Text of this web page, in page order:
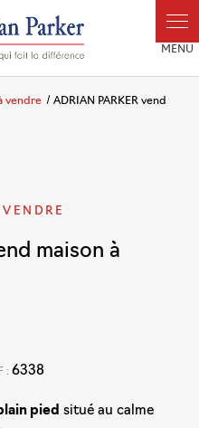
vendre
ADRIAN PARKER vend
maison à
:6338
pied situé au calme